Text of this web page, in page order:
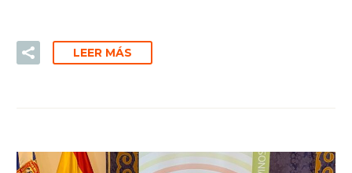
LEER MÁS